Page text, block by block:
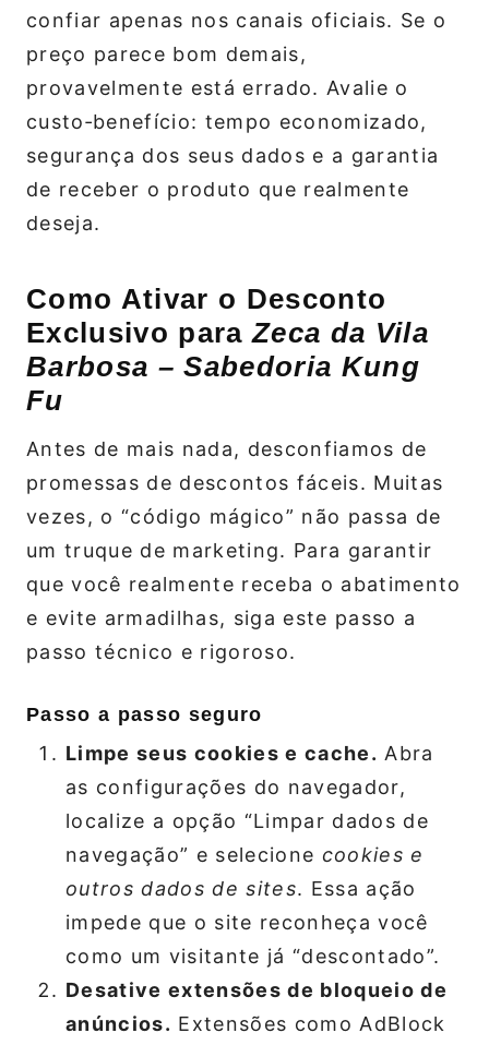
confiar apenas nos canais oficiais. Se o
preço parece bom demais,
provavelmente está errado. Avalie o
custo‑benefício: tempo economizado,
segurança dos seus dados e a garantia
de receber o produto que realmente
deseja.
Como Ativar o Desconto
Exclusivo paraZeca da Vila
Barbosa – Sabedoria Kung
Fu
Antes de mais nada, desconfiamos de
promessas de descontos fáceis. Muitas
vezes, o “código mágico” não passa de
um truque de marketing. Para garantir
que você realmente receba o abatimento
e evite armadilhas, siga este passo a
passo técnico e rigoroso.
Passo a passo seguro
Limpe seus cookies e cache. Abra
as configurações do navegador,
localize a opção “Limpar dados de
navegação” e selecione cookies e
outros dados de sites. Essa ação
impede que o site reconheça você
como um visitante já “descontado”.
Desative extensões de bloqueio de
anúncios. Extensões como AdBlock